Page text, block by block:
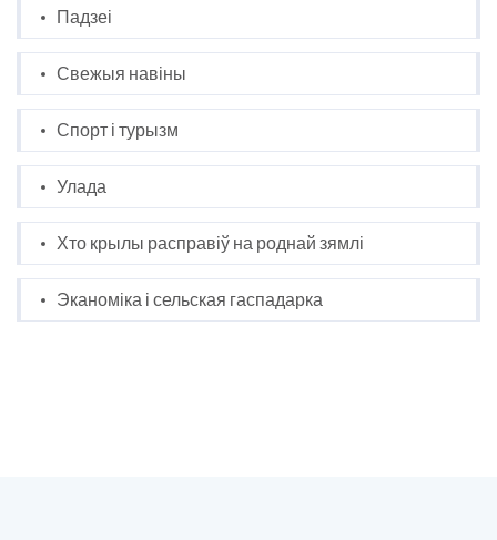
Падзеі
Свежыя навіны
Спорт і турызм
Улада
Хто крылы расправіў на роднай зямлі
Эканоміка і сельская гаспадарка